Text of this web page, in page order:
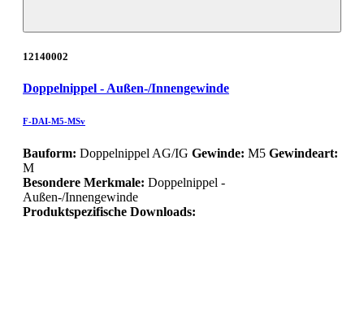
12140002
Doppelnippel - Außen-/Innengewinde
F-DAI-M5-MSv
Bauform: Doppelnippel AG/IG Gewinde: M5 Gewindeart:
M
Besondere Merkmale: Doppelnippel -
Außen-/Innengewinde
Produktspezifische Downloads: